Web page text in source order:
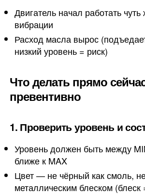
Двигатель начал работать чуть
вибрации
Расход масла вырос
низкий уровень = риск)
Что делать прямо
превентивно
1. Проверить уровень и
Уровень должен быть между
ближе к MAX
Цвет — не чёрный как смоль,
металлическим блеском (блеск